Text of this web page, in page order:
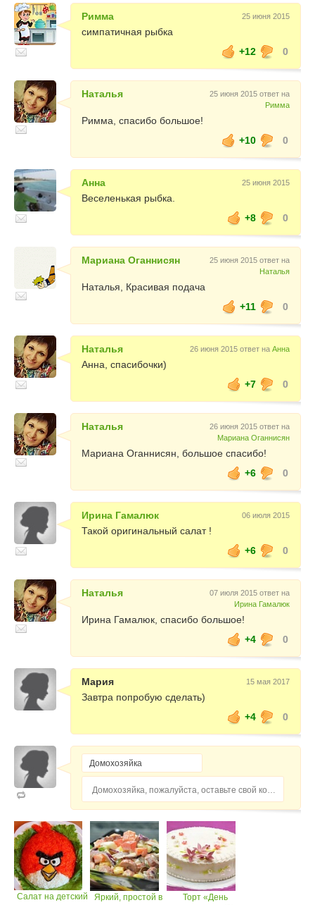
Римма 25 июня 2015
симпатичная рыбка
+12
0
Наталья
25 июня 2015 ответ на
Римма
Римма, спасибо большое!
+10
0
Анна 25 июня 2015
Веселенькая рыбка.
+8
0
Мариана Оганнисян
25 июня 2015 ответ на
Наталья
Наталья, Красивая подача
+11
0
Наталья 26 июня 2015 ответ на Анна
Анна, спасибочки)
+7
0
Наталья
26 июня 2015 ответ на
Мариана Оганнисян
Мариана Оганнисян, большое спасибо!
+6
0
Ирина Гамалюк 06 июля 2015
Такой оригинальный салат !
+6
0
Наталья
07 июля 2015 ответ на
Ирина Гамалюк
Ирина Гамалюк, спасибо большое!
+4
0
Мария 15 мая 2017
Завтра попробую сделать)
+4
0
Домохозяйка, пожалуйста, оставьте свой комментарий...
Салат на детский
Яркий, простой в
Торт «День